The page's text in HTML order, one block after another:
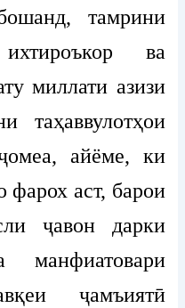
тамрини
ва
миллати азизи
таҳаввулотҳои
айёме, ки
фарох аст, барои
ҷавон дарки
ҷамъиятӣ